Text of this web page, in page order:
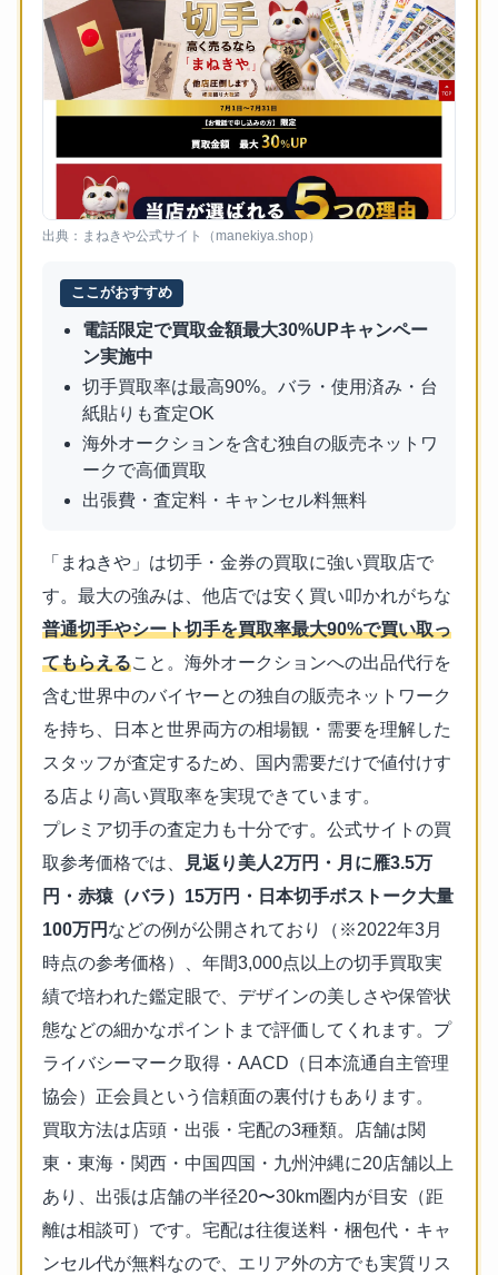
出典：まねきや公式サイト（manekiya.shop）
ここがおすすめ
電話限定で買取金額最大30%UPキャンペー
ン実施中
切手買取率は最高90%。バラ・使用済み・台
紙貼りも査定OK
海外オークションを含む独自の販売ネットワ
ークで高価買取
出張費・査定料・キャンセル料無料
「まねきや」は切手・金券の買取に強い買取店で
す。最大の強みは、他店では安く買い叩かれがちな
普通切手やシート切手を買取率最大90%で買い取っ
てもらえること。海外オークションへの出品代行を
含む世界中のバイヤーとの独自の販売ネットワーク
を持ち、日本と世界両方の相場観・需要を理解した
スタッフが査定するため、国内需要だけで値付けす
る店より高い買取率を実現できています。
プレミア切手の査定力も十分です。公式サイトの買
取参考価格では、
見返り美人2万円・月に雁3.5万
円・赤猿（バラ）15万円・日本切手ボストーク大量
100万円 などの例が公開されており（※2022年3月
時点の参考価格）、年間3,000点以上の切手買取実
績で培われた鑑定眼で、デザインの美しさや保管状
態などの細かなポイントまで評価してくれます。プ
ライバシーマーク取得・AACD（日本流通自主管理
協会）正会員という信頼面の裏付けもあります。
買取方法は店頭・出張・宅配の3種類。店舗は関
東・東海・関西・中国四国・九州沖縄に20店舗以上
あり、出張は店舗の半径20〜30km圏内が目安（距
離は相談可）です。宅配は往復送料・梱包代・キャ
ンセル代が無料なので、エリア外の方でも実質リス